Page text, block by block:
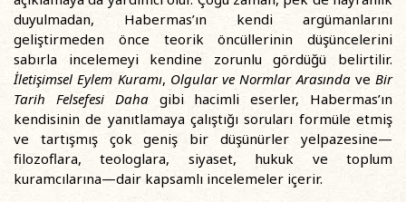
duyulmadan, Habermas’ın kendi argümanlarını
geliştirmeden önce teorik öncüllerinin düşüncelerini
sabırla incelemeyi kendine zorunlu gördüğü belirtilir.
İletişimsel Eylem Kuramı, Olgular ve Normlar Arasındave Bir
Tarih Felsefesi Dahagibi hacimli eserler, Habermas’ın
kendisinin de yanıtlamaya çalıştığı soruları formüle etmiş
ve tartışmış çok geniş bir düşünürler yelpazesine—
filozoflara, teologlara, siyaset, hukuk ve toplum
kuramcılarına—dair kapsamlı incelemeler içerir.